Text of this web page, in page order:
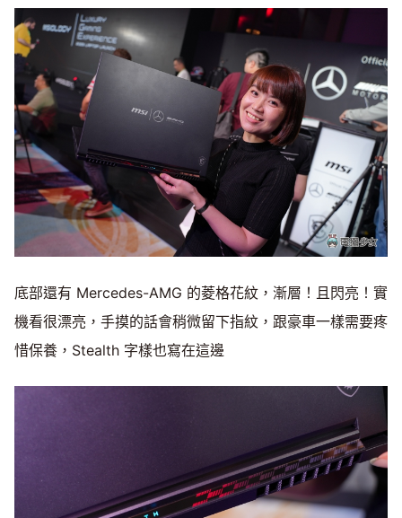
底部還有 Mercedes-AMG 的菱格花紋，漸層！且閃亮！實
機看很漂亮，手摸的話會稍微留下指紋，跟豪車一樣需要疼
惜保養，Stealth 字樣也寫在這邊